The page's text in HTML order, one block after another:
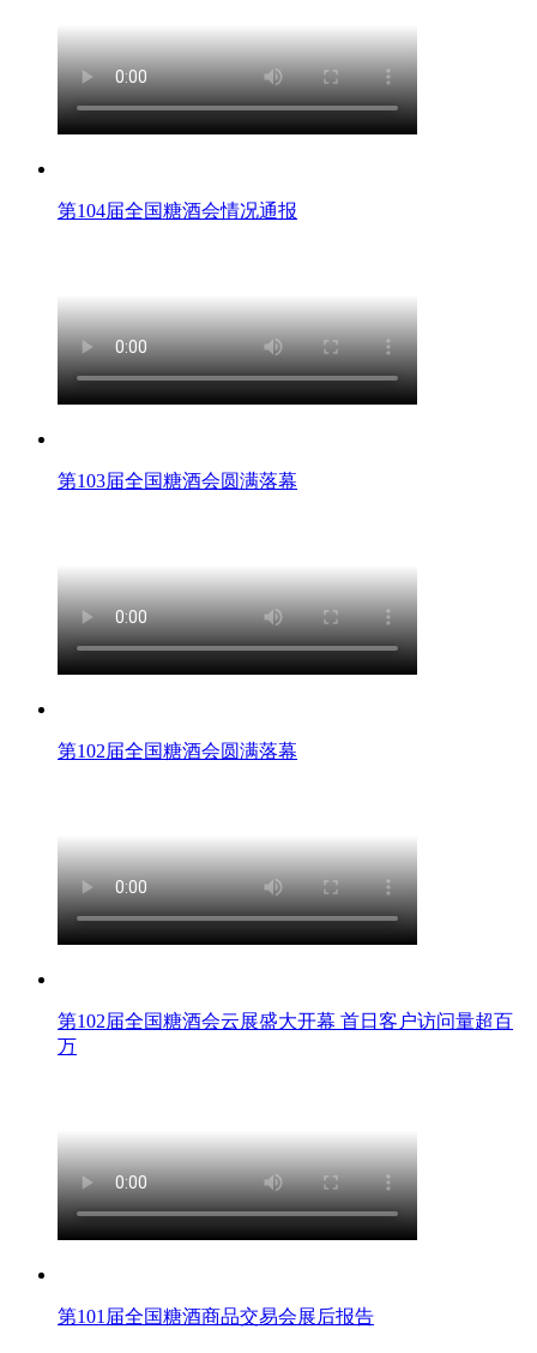
第104届全国糖酒会情况通报
第103届全国糖酒会圆满落幕
第102届全国糖酒会圆满落幕
第102届全国糖酒会云展盛大开幕 首日客户访问量超百
万
第101届全国糖酒商品交易会展后报告